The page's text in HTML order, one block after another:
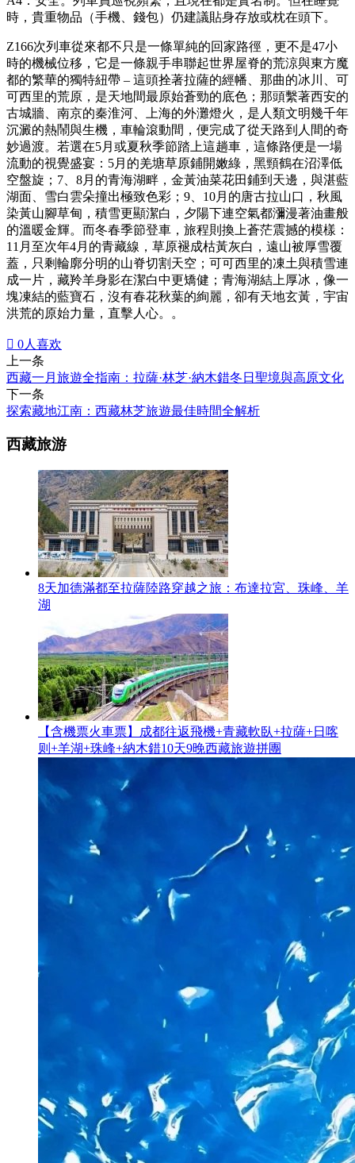
時，貴重物品（手機、錢包）仍建議貼身存放或枕在頭下。
Z166次列車從來都不只是一條單純的回家路徑，更不是47小
時的機械位移，它是一條親手串聯起世界屋脊的荒涼與東方魔
都的繁華的獨特紐帶 – 這頭拴著拉薩的經幡、那曲的冰川、可
可西里的荒原，是天地間最原始蒼勁的底色；那頭繫著西安的
古城牆、南京的秦淮河、上海的外灘燈火，是人類文明幾千年
沉澱的熱鬧與生機，車輪滾動間，便完成了從天路到人間的奇
妙過渡。若選在5月或夏秋季節踏上這趟車，這條路便是一場
流動的視覺盛宴：5月的羌塘草原鋪開嫩綠，黑頸鶴在沼澤低
空盤旋；7、8月的青海湖畔，金黃油菜花田鋪到天邊，與湛藍
湖面、雪白雲朵撞出極致色彩；9、10月的唐古拉山口，秋風
染黃山腳草甸，積雪更顯潔白，夕陽下連空氣都瀰漫著油畫般
的溫暖金輝。而冬春季節登車，旅程則換上蒼茫震撼的模樣：
11月至次年4月的青藏線，草原褪成枯黃灰白，遠山被厚雪覆
蓋，只剩輪廓分明的山脊切割天空；可可西里的凍土與積雪連
成一片，藏羚羊身影在潔白中更矯健；青海湖結上厚冰，像一
塊凍結的藍寶石，沒有春花秋葉的絢麗，卻有天地玄黃，宇宙
洪荒的原始力量，直擊人心。。
 0人喜欢
上一条
西藏一月旅遊全指南：拉薩·林芝·納木錯冬日聖境與高原文化
下一条
探索藏地江南：西藏林芝旅遊最佳時間全解析
西藏旅游
8天加德滿都至拉薩陸路穿越之旅：布達拉宮、珠峰、羊
湖
【含機票火車票】成都往返飛機+青藏軟臥+拉薩+日喀
则+羊湖+珠峰+納木錯10天9晚西藏旅遊拼團